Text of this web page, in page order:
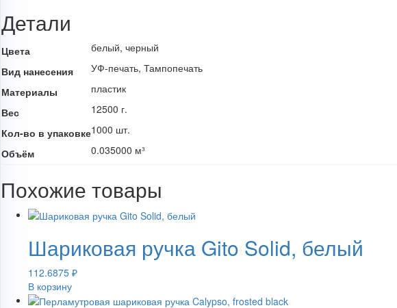
Детали
Цвета
белый, черный
Вид нанесения
УФ-печать, Тампопечать
Материалы
пластик
Вес
12500 г.
Кол-во в упаковке1000 шт.
Объём
0.035000 м³
Похожие товары
Шариковая ручка Gito Solid, белый
112.6875 ₽
В корзину